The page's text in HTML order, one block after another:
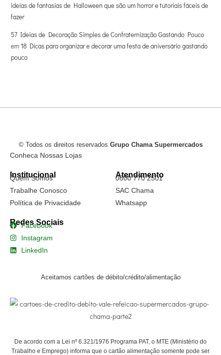
ideias de fantasias de Halloween que são um horror e tutoriais fáceis de
fazer
57 Ideias de Decoração Simples de Confraternização Gastando Pouco
em18 Dicas para organizar e decorar uma festa de aniversário gastando
pouco
© Todos os direitos reservados Grupo Chama Supermercados
Conheca Nossas Lojas
Institucional
Quem Somos
Trabalhe Conosco
Política de Privacidade
Atendimento
0800 770 2501
SAC Chama
Whatsapp
Redes Sociais
Facebook
Instagram
LinkedIn
Aceitamos cartões de débito/crédito/alimentação
De acordo com a Lei nº 6.321/1976 Programa PAT, o MTE (Ministério do
Trabalho e Emprego) informa que o cartão alimentação somente pode ser